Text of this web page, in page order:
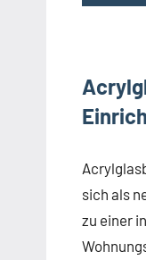
sich als
zu einer